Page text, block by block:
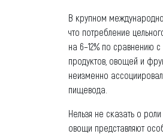
В крупном
что потребление
на 6–12% по сравнению
продуктов, овощей и
неизменно
пищевода.
Нельзя не сказать о
овощи представляют